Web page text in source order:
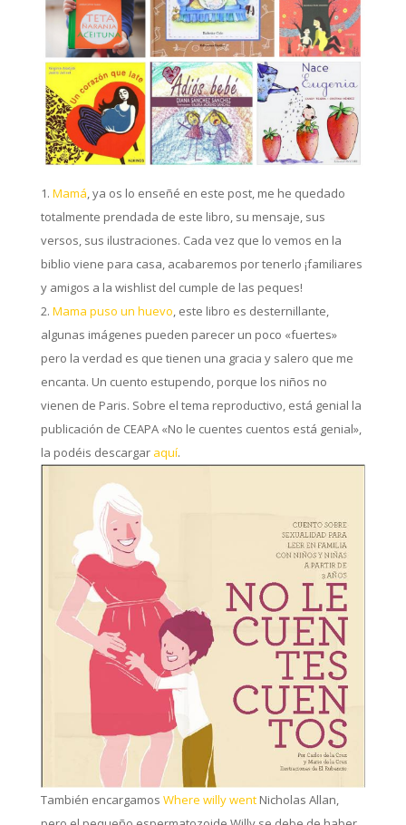
Mamá, ya os lo enseñé en este post, me he quedado
totalmente prendada de este libro, su mensaje, sus
versos, sus ilustraciones. Cada vez que lo vemos en la
biblio viene para casa, acabaremos por tenerlo ¡familiares
y amigos a la wishlist del cumple de las peques!
Mama puso un huevo, este libro es desternillante,
algunas imágenes pueden parecer un poco «fuertes»
pero la verdad es que tienen una gracia y salero que me
encanta. Un cuento estupendo, porque los niños no
vienen de Paris. Sobre el tema reproductivo, está genial la
publicación de CEAPA «No le cuentes cuentos está genial»,
la podéis descargar aquí.
También encargamos Where willy went Nicholas Allan,